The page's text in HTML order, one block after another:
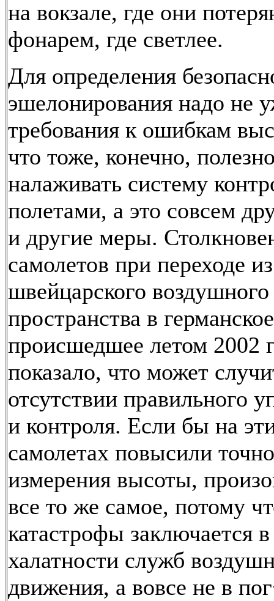
на вокзале, где они
фонарем, где светлее.
Для определения
эшелонирования надо не
требования к ошибкам
что тоже, конечно,
налаживать систему
полетами, а это совсем
и другие меры.
самолетов при переходе из
швейцарского воздушного
пространства в
происшедшее летом 2002
показало, что может
отсутствии правильного
и контроля. Если бы на
самолетах повысили
измерения высоты,
все то же самое, потому
катастрофы заключается в
халатности служб
движения, а вовсе не в